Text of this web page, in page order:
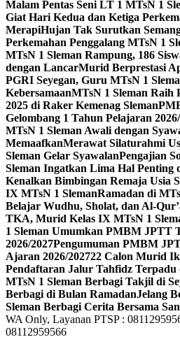
Malam Pentas Seni LT 1 MTsN 1
Giat Hari Kedua dan Ketiga
MerapiHujan Tak Surutkan
Perkemahan Penggalang MTsN 1
MTsN 1 Sleman Rampung, 186
dengan LancarMurid Berprestasi
PGRI Seyegan, Guru MTsN 1
KebersamaanMTsN 1 Sleman
2025 di Raker Kemenag Sleman
Gelombang 1 Tahun Pelajaran
MTsN 1 Sleman Awali dengan
MemaafkanMerawat Silaturahmi
Sleman Gelar SyawalanPengajian
Sleman Ingatkan Lima Hal Penting
Kenalkan Bimbingan Remaja Usia
IX MTsN 1 SlemanRamadan di
Belajar Wudhu, Sholat, dan Al-
TKA, Murid Kelas IX MTsN 1
1 Sleman Umumkan PMBM JPTT
2026/2027Pengumuman PMBM
Ajaran 2026/202722 Calon Murid
Pendaftaran Jalur Tahfidz Terpadu
MTsN 1 Sleman Berbagi Takjil di
Berbagi di Bulan RamadanJelang
Sleman Berbagi Cerita Bersama
WA Only, Layanan PTSP :
08112959566